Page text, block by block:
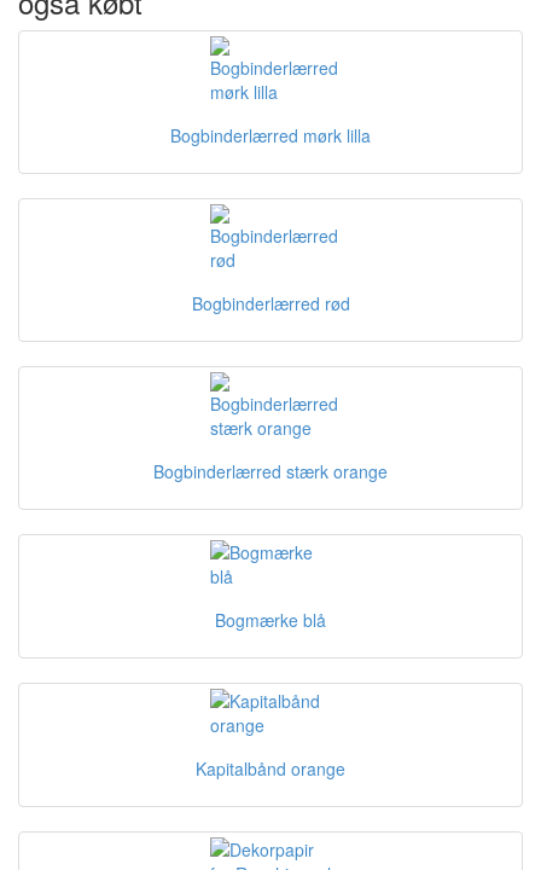
Bogbinderlærred mørk lilla
Bogbinderlærred rød
Bogbinderlærred stærk orange
Bogmærke blå
Kapitalbånd orange